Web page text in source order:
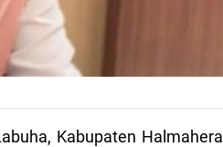
Kabupaten Halmahera